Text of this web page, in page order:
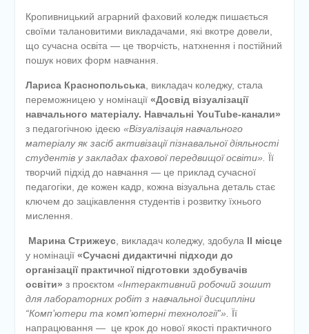
Кропивницький аграрний фаховий коледж пишається
своїми талановитими викладачами, які вкотре довели,
що сучасна освіта — це творчість, натхнення і постійний
пошук нових форм навчання.
Лариса Краснопольська, викладач коледжу, стала
переможницею у номінації «Досвід візуалізації
навчального матеріалу. Навчальні YouTube‑канали»
з педагогічною ідеєю «Візуалізація навчального
матеріалу як засіб активізації пізнавальної діяльності
студентів у закладах фахової передвищої освіти».
Її
творчий підхід до навчання — це приклад сучасної
педагогіки, де кожен кадр, кожна візуальна деталь стає
ключем до зацікавлення студентів і розвитку їхнього
мислення.
Марина Стрижеус, викладач коледжу, здобула ІІ місце
у номінації «Сучасні дидактичні підходи до
організації практичної підготовки здобувачів
освіти» з проєктом «Інтерактивний робочий зошит
для лабораторних робіт з навчальної дисципліни
“Комп’ютери та комп’ютерні технології”».
Її
напрацювання — це крок до нової якості практичного